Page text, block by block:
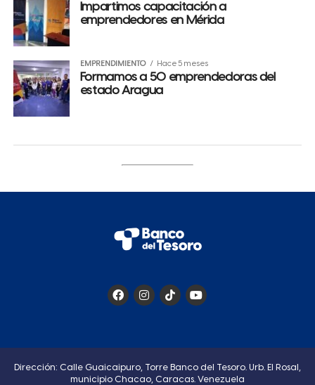
Impartimos capacitación a
emprendedores en Mérida
EMPRENDIMIENTO Hace 5 meses
Formamos a 50 emprendedoras del
estado Aragua
Dirección: Calle Guaicaipuro, Torre Banco del Tesoro. Urb. El Rosal,
municipio Chacao, Caracas. Venezuela